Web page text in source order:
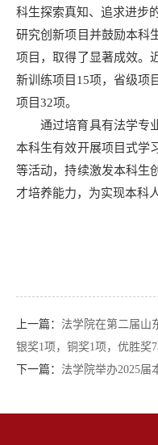
科生探索真知、追求进步
研究创新项目并鼓励本科
项目，取得了显著成效。
新训练项目15项，省级项
项目32项。
通过培育具有法学专
本科生有效开展项目式学
等活动，持续激发本科生
才培养能力，为实现本科
上一篇： 法学院在第二届山
银奖1项，铜奖1项，优胜奖
下一篇： 法学院举办2025届